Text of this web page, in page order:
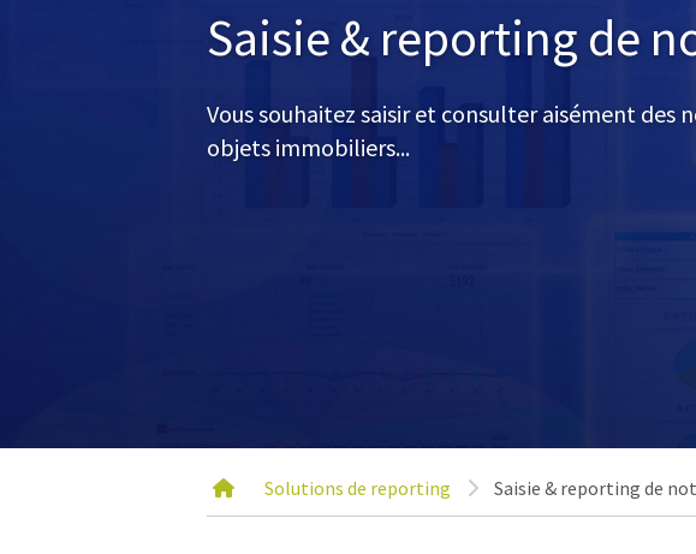
Saisie & reporting de
Vous souhaitez saisir et consulter aisément des
objets immobiliers...
Solutions de reporting Saisie & reporting de